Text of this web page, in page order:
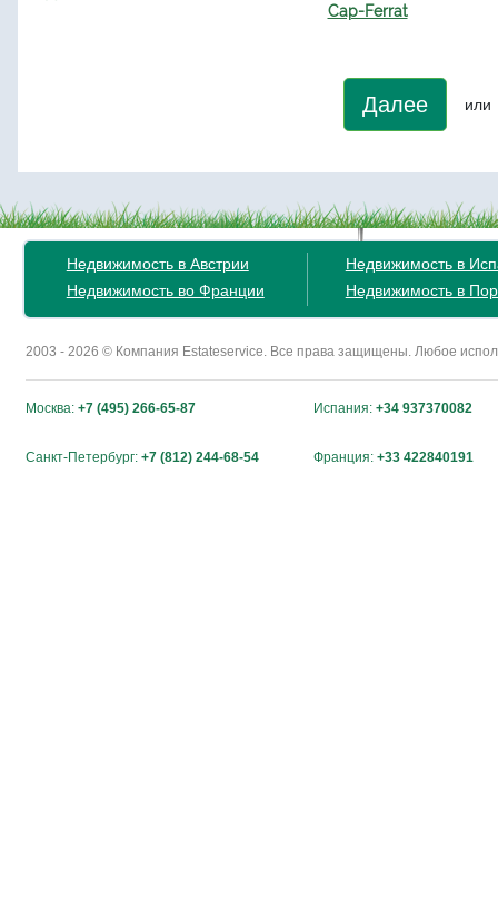
Cap-Ferrat
Далее или
Недвижимость в Австрии
Недвижимость во Франции
Недвижимость в
Недвижимость в
2003 - 2026 © Компания Estateservice. Все права защищены. Любое
Москва: +7 (495) 266-65-87 Испания: +34 937370082
Санкт-Петербург: +7 (812) 244-68-54 Франция: +33 422840191